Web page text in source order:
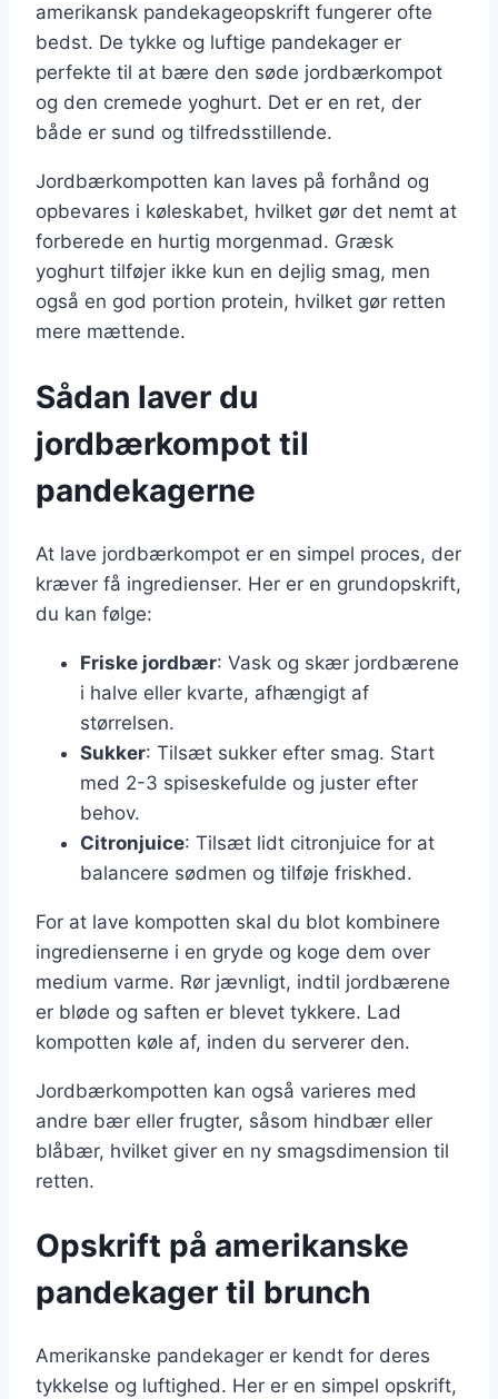
amerikansk pandekageopskrift fungerer ofte
bedst. De tykke og luftige pandekager er
perfekte til at bære den søde jordbærkompot
og den cremede yoghurt. Det er en ret, der
både er sund og tilfredsstillende.
Jordbærkompotten kan laves på forhånd og
opbevares i køleskabet, hvilket gør det nemt at
forberede en hurtig morgenmad. Græsk
yoghurt tilføjer ikke kun en dejlig smag, men
også en god portion protein, hvilket gør retten
mere mættende.
Sådan laver du
jordbærkompot til
pandekagerne
At lave jordbærkompot er en simpel proces, der
kræver få ingredienser. Her er en grundopskrift,
du kan følge:
Friske jordbær: Vask og skær jordbærene
i halve eller kvarte, afhængigt af
størrelsen.
Sukker: Tilsæt sukker efter smag. Start
med 2-3 spiseskefulde og juster efter
behov.
Citronjuice: Tilsæt lidt citronjuice for at
balancere sødmen og tilføje friskhed.
For at lave kompotten skal du blot kombinere
ingredienserne i en gryde og koge dem over
medium varme. Rør jævnligt, indtil jordbærene
er bløde og saften er blevet tykkere. Lad
kompotten køle af, inden du serverer den.
Jordbærkompotten kan også varieres med
andre bær eller frugter, såsom hindbær eller
blåbær, hvilket giver en ny smagsdimension til
retten.
Opskrift på amerikanske
pandekager til brunch
Amerikanske pandekager er kendt for deres
tykkelse og luftighed. Her er en simpel opskrift,